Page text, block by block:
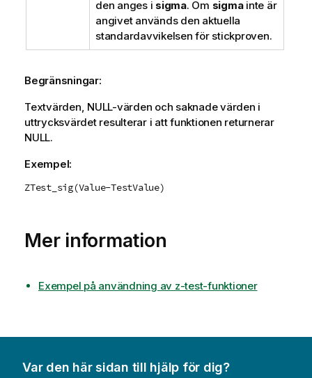
den anges i sigma. Om sigmainte är
angivet används den aktuella
standardavvikelsen för stickproven.
Begränsningar:
Textvärden, NULL-värden och saknade värden i
uttrycksvärdet resulterar i att funktionen returnerar
NULL.
Exempel:
ZTest_sig(Value-TestValue)
Mer information
Exempel på användning av z-test-funktioner
Var den här sidan till hjälp för dig?